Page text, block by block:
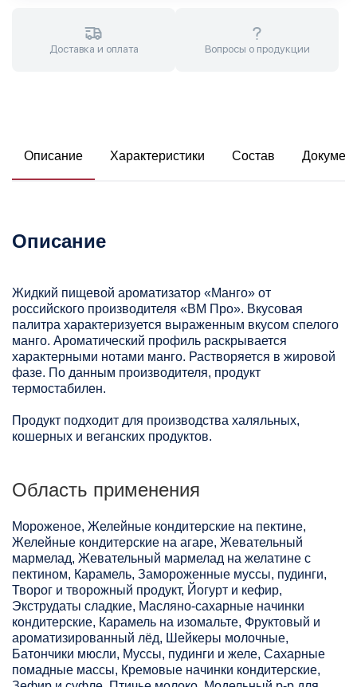
Доставка и оплата Вопросы о продукции
Описание Характеристики Состав
Описание
Жидкий пищевой ароматизатор «Манго» от
российского производителя «ВМ Про». Вкусовая
палитра характеризуется выраженным вкусом спелого
манго. Ароматический профиль раскрывается
характерными нотами манго. Растворяется в жировой
фазе. По данным производителя, продукт
термостабилен.
Продукт подходит для производства халяльных,
кошерных и веганских продуктов.
Область применения
Мороженое, Желейные кондитерские на пектине,
Желейные кондитерские на агаре, Жевательный
мармелад, Жевательный мармелад на желатине с
пектином, Карамель, Замороженные муссы, пудинги,
Творог и творожный продукт, Йогурт и кефир,
Экструдаты сладкие, Масляно-сахарные начинки
кондитерские, Карамель на изомальте, Фруктовый и
ароматизированный лёд, Шейкеры молочные,
Батончики мюсли, Муссы, пудинги и желе, Сахарные
помадные массы, Кремовые начинки кондитерские,